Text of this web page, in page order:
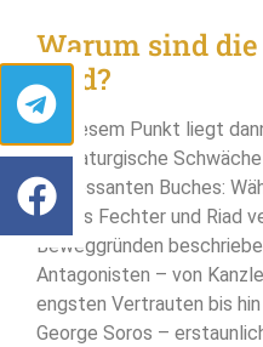
Warum sind
sind?
An diesem Punkt liegt
dramaturgische
interessanten Buches:
Tobias Fechter und Riad
Beweggründen
Antagonisten – von
engsten Vertrauten bis
George Soros –